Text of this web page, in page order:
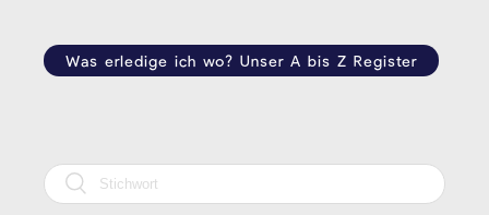
Was erledige ich wo? Unser A bis Z Register